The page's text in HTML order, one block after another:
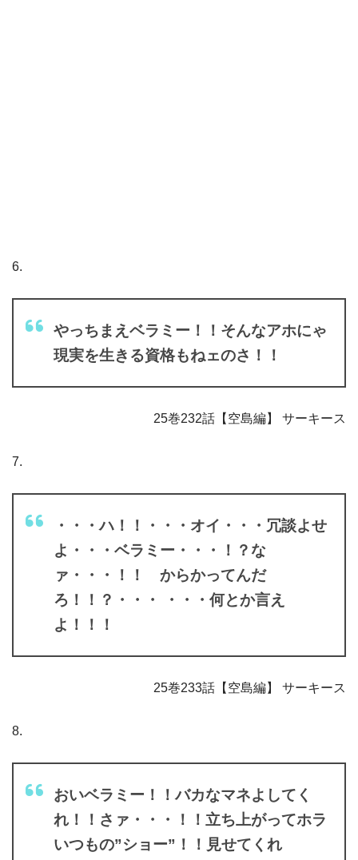
6.
やっちまえベラミー！！そんなアホにゃ
現実を生きる資格もねェのさ！！
25巻232話【空島編】 サーキース
7.
・・・ハ！！・・・オイ・・・冗談よせ
よ・・・ベラミー・・・！？な
ァ・・・！！ からかってんだ
ろ！！？・・・ ・・・何とか言え
よ！！！
25巻233話【空島編】 サーキース
8.
おいベラミー！！バカなマネよしてく
れ！！さァ・・・！！立ち上がってホラ
いつもの”ショー”！！見せてくれ